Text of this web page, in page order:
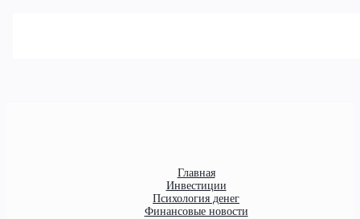
Главная
Инвестиции
Психология денег
Финансовые новости